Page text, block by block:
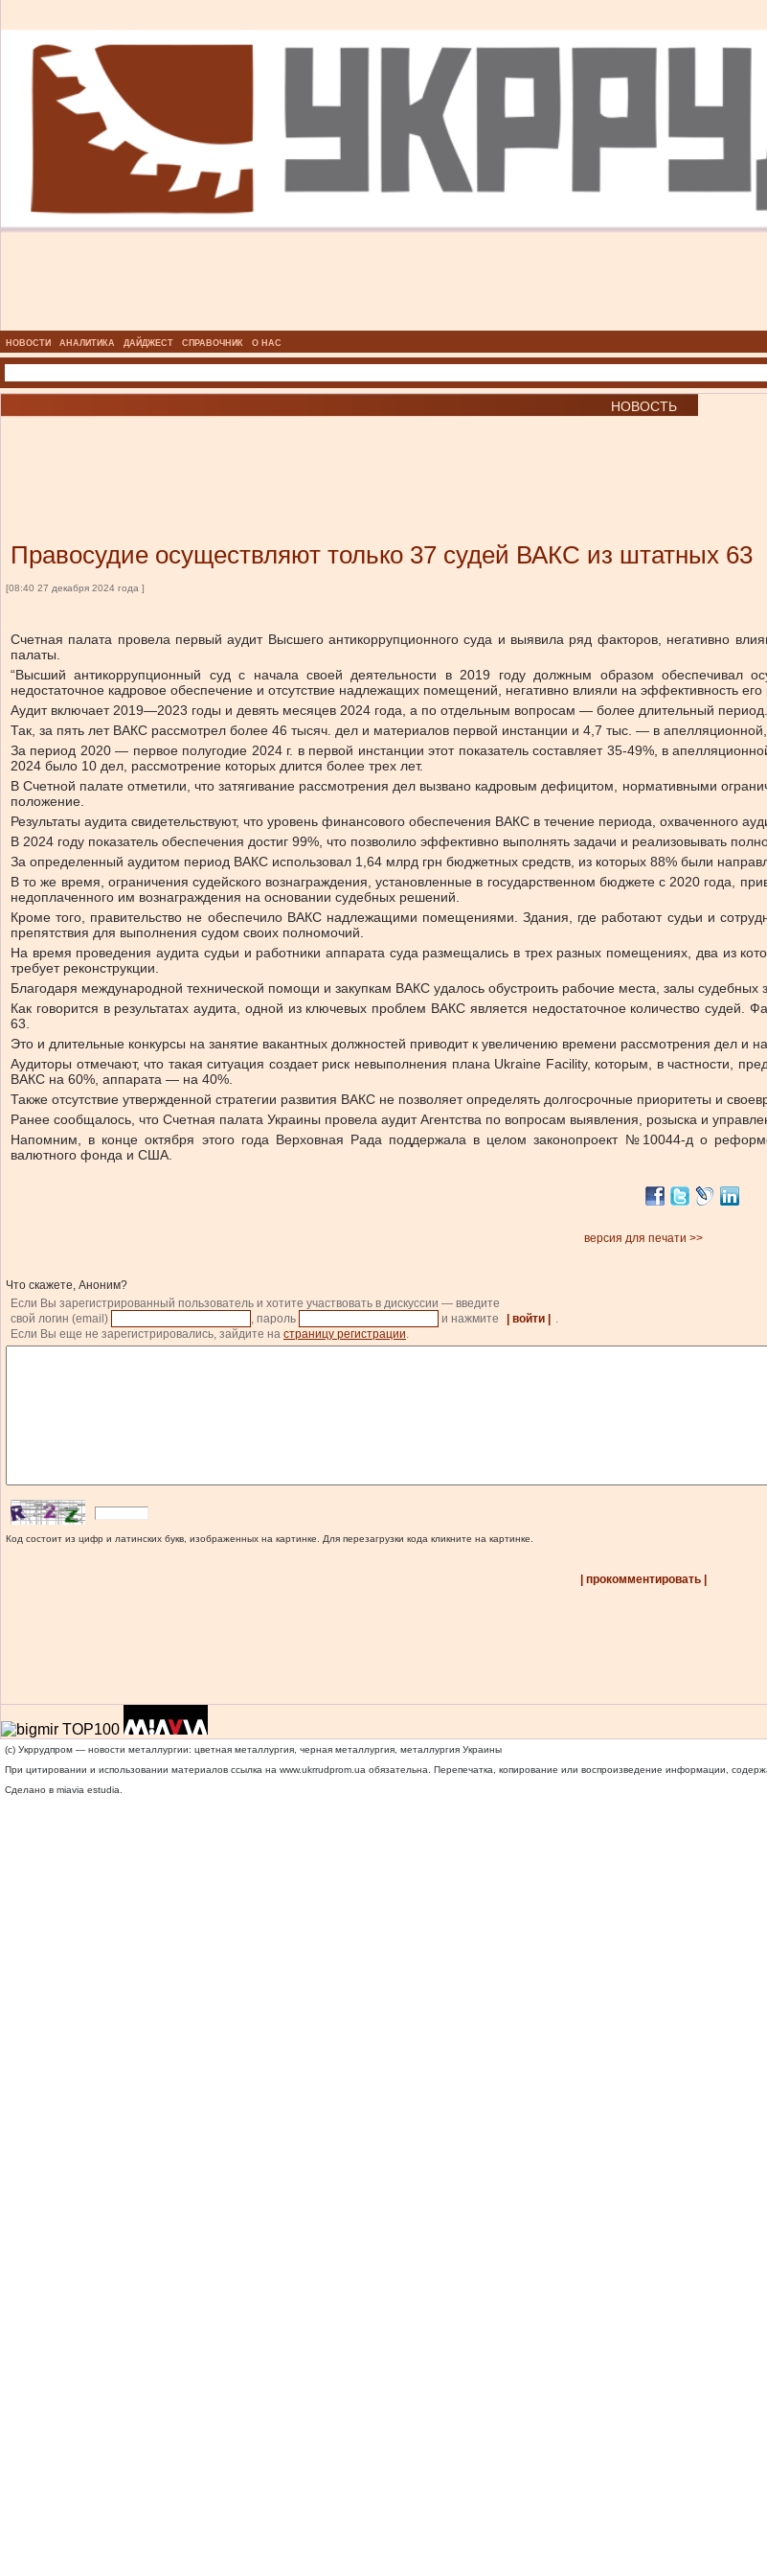
НОВОСТИ АНАЛИТИКА ДАЙДЖЕСТ СПРАВОЧНИК О НАС
НОВОСТЬ
Правосудие осуществляют только 37 судей ВАКС из штатных 63
[08:40 27 декабря 2024 года ]
Счетная палата провела первый аудит Высшего антикоррупционного суда и выявила ряд факторов, негативно
палаты.
“Высший антикоррупционный суд с начала своей деятельности в 2019 году должным образом обеспечивал
недостаточное кадровое обеспечение и отсутствие надлежащих помещений, негативно влияли на эффективность
Аудит включает 2019—2023 годы и девять месяцев 2024 года, а по отдельным вопросам — более длительный период.
Так, за пять лет ВАКС рассмотрел более 46 тысяч. дел и материалов первой инстанции и 4,7 тыс. — в
За период 2020 — первое полугодие 2024 г. в первой инстанции этот показатель составляет 35-49%, в
2024 было 10 дел, рассмотрение которых длится более трех лет.
В Счетной палате отметили, что затягивание рассмотрения дел вызвано кадровым дефицитом, нормативными
положение.
Результаты аудита свидетельствуют, что уровень финансового обеспечения ВАКС в течение периода, охваченного
В 2024 году показатель обеспечения достиг 99%, что позволило эффективно выполнять задачи и реализовывать
За определенный аудитом период ВАКС использовал 1,64 млрд грн бюджетных средств, из которых 88% были
В то же время, ограничения судейского вознаграждения, установленные в государственном бюджете с 2020 года,
недоплаченного им вознаграждения на основании судебных решений.
Кроме того, правительство не обеспечило ВАКС надлежащими помещениями. Здания, где работают судьи и
препятствия для выполнения судом своих полномочий.
На время проведения аудита судьи и работники аппарата суда размещались в трех разных помещениях, два из
требует реконструкции.
Благодаря международной технической помощи и закупкам ВАКС удалось обустроить рабочие места, залы судебных
Как говорится в результатах аудита, одной из ключевых проблем ВАКС является недостаточное количество
63.
Это и длительные конкурсы на занятие вакантных должностей приводит к увеличению времени рассмотрения дел и
Аудиторы отмечают, что такая ситуация создает риск невыполнения плана Ukraine Facility, которым, в частности,
ВАКС на 60%, аппарата — на 40%.
Также отсутствие утвержденной стратегии развития ВАКС не позволяет определять долгосрочные приоритеты и
Ранее сообщалось, что Счетная палата Украины провела аудит Агентства по вопросам выявления, розыска и
Напомним, в конце октября этого года Верховная Рада поддержала в целом законопроект №10044-д о
валютного фонда и США.
версия для печати >>
Что скажете, Аноним?
Если Вы зарегистрированный пользователь и хотите участвовать в дискуссии — введите
свой логин (email)
, пароль и нажмите | войти |
.
Если Вы еще не зарегистрировались, зайдите на страницу регистрации.
Код состоит из цифр и латинских букв, изображенных на картинке. Для перезагрузки кода кликните на картинке.
| прокомментировать |
(c) Укррудпром — новости металлургии: цветная металлургия, черная металлургия, металлургия Украины
При цитировании и использовании материалов ссылка на www.ukrrudprom.ua обязательна. Перепечатка, копирование или воспроизведение информации,
Сделано в miavia estudia.